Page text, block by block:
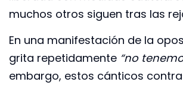
muchos otros siguen tras las
En una manifestación de la
grita repetidamente “no
embargo, estos cánticos